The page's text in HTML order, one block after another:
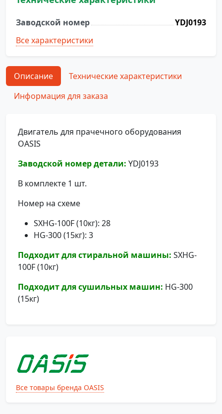
Заводской номер
YDJ0193
Все характеристики
Описание
Технические характеристики
Информация для заказа
Двигатель для прачечного оборудования
OASIS
Заводской номер детали: YDJ0193
В комплекте 1 шт.
Номер на схеме
SXHG-100F (10кг): 28
HG-300 (15кг): 3
Подходит для стиральной машины: SXHG-
100F (10кг)
Подходит для сушильных машин: HG-300
(15кг)
Все товары бренда OASIS